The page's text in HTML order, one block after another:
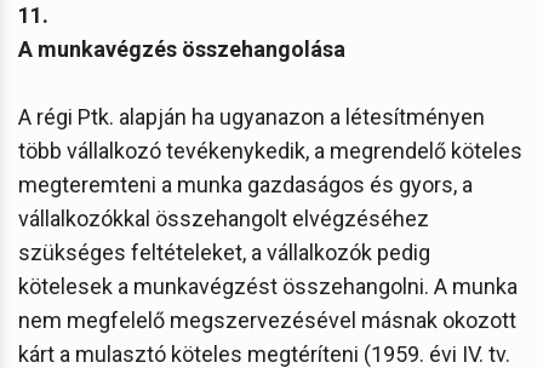
11.
A munkavégzés összehangolása
A régi Ptk. alapján ha ugyanazon a létesítményen
több vállalkozó tevékenykedik, a megrendelő köteles
megteremteni a munka gazdaságos és gyors, a
vállalkozókkal összehangolt elvégzéséhez
szükséges feltételeket, a vállalkozók pedig
kötelesek a munkavégzést összehangolni. A munka
nem megfelelő megszervezésével másnak okozott
kárt a mulasztó köteles megtéríteni (1959. évi IV. tv.